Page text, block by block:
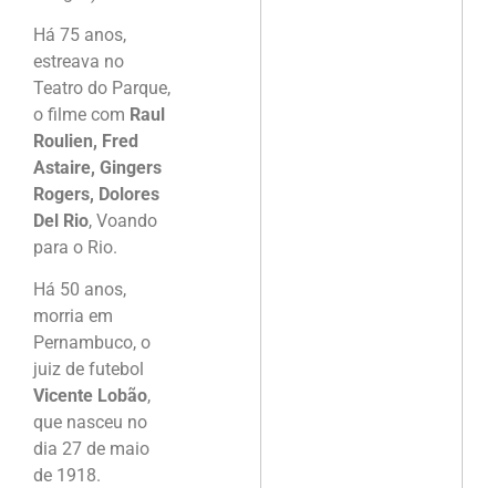
Há 75 anos,
estreava no
Teatro do Parque,
o filme com Raul
Roulien, Fred
Astaire, Gingers
Rogers, Dolores
Del Rio, Voando
para o Rio.
Há 50 anos,
morria em
Pernambuco, o
juiz de futebol
Vicente Lobão,
que nasceu no
dia 27 de maio
de 1918.